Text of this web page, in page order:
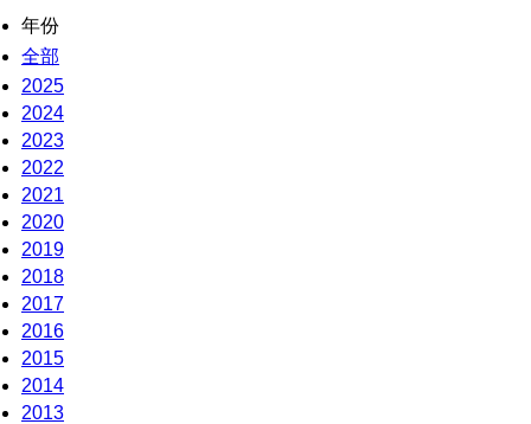
年份
全部
2025
2024
2023
2022
2021
2020
2019
2018
2017
2016
2015
2014
2013